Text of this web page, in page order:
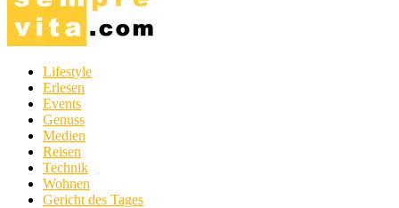
Lifestyle
Erlesen
Events
Genuss
Medien
Reisen
Technik
Wohnen
Gericht des Tages